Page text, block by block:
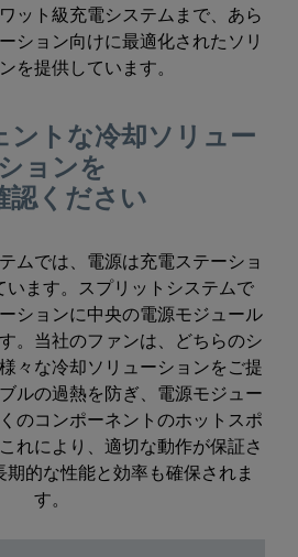
ット級充電システムまで、あら
ション向けに最適化されたソリ
を提供しています。
ントな冷却ソリュー
ションを
認ください
ムでは、電源は充電ステーショ
います。スプリットシステムで
ションに中央の電源モジュール
。当社のファンは、どちらのシ
々な冷却ソリューションをご提
ルの過熱を防ぎ、電源モジュー
のコンポーネントのホットスポ
れにより、適切な動作が保証さ
的な性能と効率も確保されま
す。